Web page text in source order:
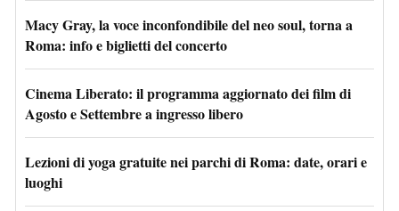
Macy Gray, la voce inconfondibile del neo soul, torna a
Roma: info e biglietti del concerto
Cinema Liberato: il programma aggiornato dei film di
Agosto e Settembre a ingresso libero
Lezioni di yoga gratuite nei parchi di Roma: date, orari e
luoghi